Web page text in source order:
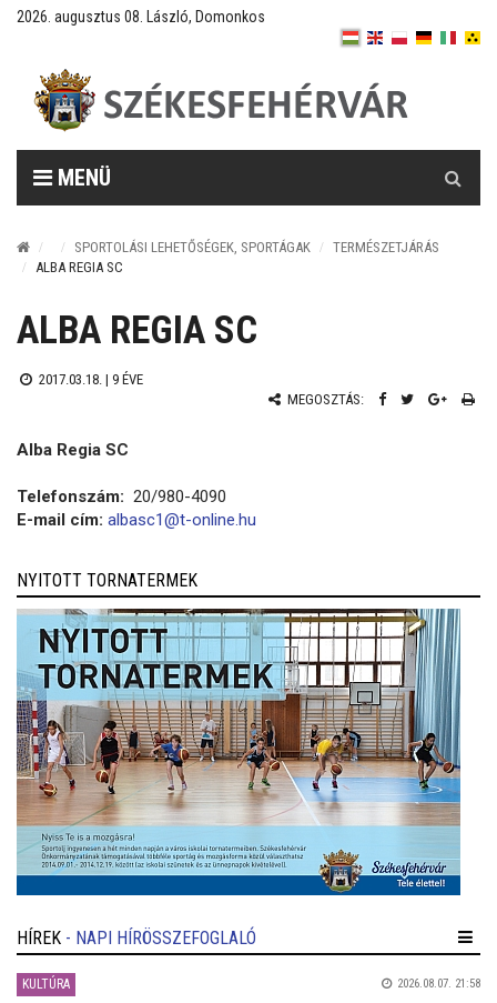
2026. augusztus 08. László, Domonkos
MENÜ
SPORTOLÁSI LEHETŐSÉGEK, SPORTÁGAK
TERMÉSZETJÁRÁS
ALBA REGIA SC
ALBA REGIA SC
2017.03.18. | 9 ÉVE
MEGOSZTÁS:
Alba Regia SC
Telefonszám: 20/980-4090
E-mail cím: albasc1@t-online.hu
NYITOTT TORNATERMEK
HÍREK - NAPI HÍRÖSSZEFOGLALÓ
KULTÚRA 2026.08.07. 21:58